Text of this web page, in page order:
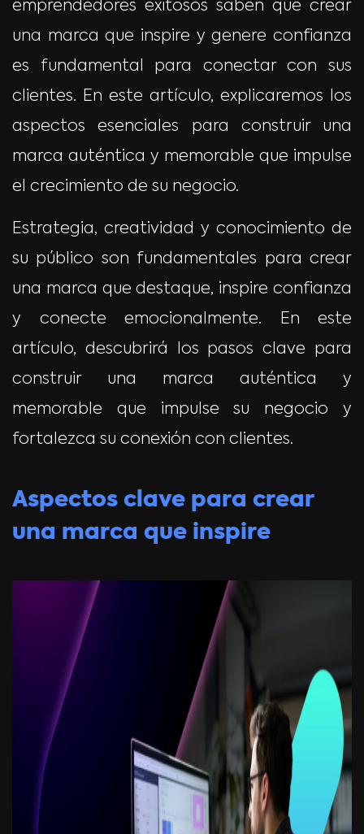
emprendedores exitosos saben que crear
una marca que inspire y genere confianza
es fundamental para conectar con sus
clientes. En este artículo, explicaremos los
aspectos esenciales para construir una
marca auténtica y memorable que impulse
el crecimiento de su negocio.
Estrategia, creatividad y conocimiento de
su público son fundamentales para crear
una marca que destaque, inspire confianza
y conecte emocionalmente. En este
artículo, descubrirá los pasos clave para
construir una marca auténtica y
memorable que impulse su negocio y
fortalezca su conexión con clientes.
Aspectos clave para crear
una marca que inspire